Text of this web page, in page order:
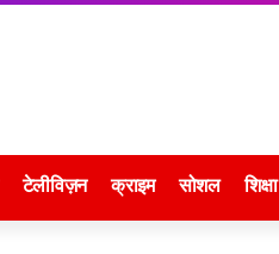
टेलीविज़न क्राइम सोशल शिक्षा